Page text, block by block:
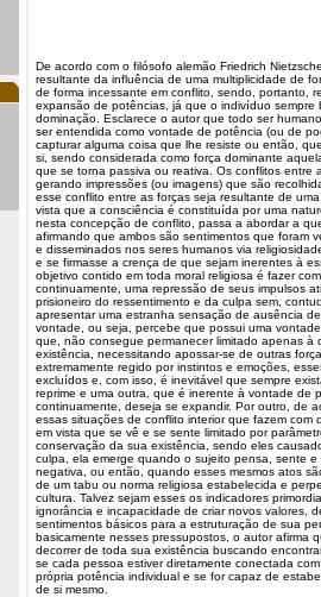
De acordo com o filósofo alemão Friedrich
resultante da influência de uma multiplicidade de
de forma incessante em conflito, sendo, portanto,
expansão de potências, já que o indivíduo sempre
dominação. Esclarece o autor que todo ser
ser entendida como vontade de potência (ou de
capturar alguma coisa que lhe resiste ou então,
si, sendo considerada como força dominante
que se torna passiva ou reativa. Os conflitos entre
gerando impressões (ou imagens) que são
esse conflito entre as forças seja resultante de
vista que a consciência é constituída por uma
nesta concepção de conflito, passa a abordar a
afirmando que ambos são sentimentos que foram
e disseminados nos seres humanos via
e se firmasse a crença de que sejam inerentes à
objetivo contido em toda moral religiosa é fazer
continuamente, uma repressão de seus impulsos
prisioneiro do ressentimento e da culpa sem,
apresentar uma estranha sensação de ausência
vontade, ou seja, percebe que possui uma
que, não consegue permanecer limitado apenas à
existência, necessitando apossar-se de outras
extremamente regido por instintos e emoções,
excluídos e, com isso, é inevitável que sempre
reprime e uma outra, que é inerente à vontade de
continuamente, deseja se expandir. Por outro, de
essas situações de conflito interior que fazem com
em vista que se vê e se sente limitado por
conservação da sua existência, sendo eles
culpa, ela emerge quando o sujeito pensa, sente
negativa, ou então, quando esses mesmos atos
de um tabu ou norma religiosa estabelecida e
cultura. Talvez sejam esses os indicadores
ignorância e incapacidade de criar novos valores,
sentimentos básicos para a estruturação de sua
basicamente nesses pressupostos, o autor afirma
decorrer de toda sua existência buscando
se cada pessoa estiver diretamente conectada
própria potência individual e se for capaz de
de si mesmo.